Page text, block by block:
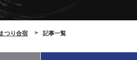
つり合宿 記事一覧